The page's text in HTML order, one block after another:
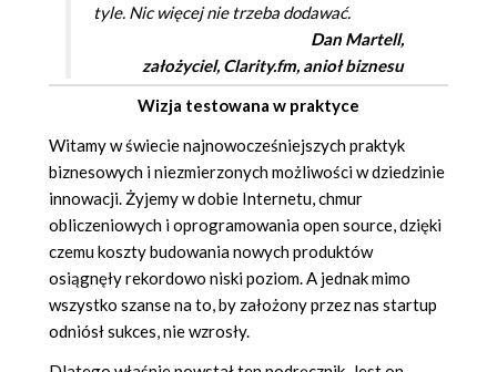
tyle. Nic więcej nie trzeba dodawać.
Dan Martell,
założyciel, Clarity.fm, anioł biznesu
Wizja testowana w praktyce
Witamy w świecie najnowocześniejszych praktyk
biznesowych i niezmierzonych możliwości w dziedzinie
innowacji. Żyjemy w dobie Internetu, chmur
obliczeniowych i oprogramowania open source, dzięki
czemu koszty budowania nowych produktów
osiągnęły rekordowo niski poziom. A jednak mimo
wszystko szanse na to, by założony przez nas startup
odniósł sukces, nie wzrosły.